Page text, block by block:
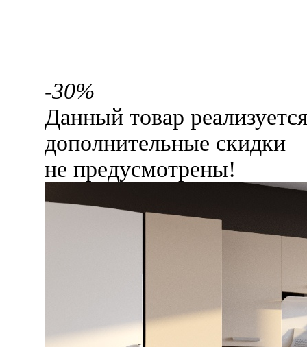
-30%
Данный товар
дополнительные скидки
не предусмотрены!